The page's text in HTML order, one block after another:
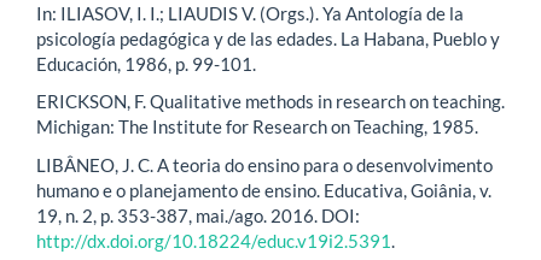
In: ILIASOV, I. I.; LIAUDIS V. (Orgs.). Ya Antología de la
psicología pedagógica y de las edades. La Habana, Pueblo y
Educación, 1986, p. 99-101.
ERICKSON, F. Qualitative methods in research on teaching.
Michigan: The Institute for Research on Teaching, 1985.
LIBÂNEO, J. C. A teoria do ensino para o desenvolvimento
humano e o planejamento de ensino. Educativa, Goiânia, v.
19, n. 2, p. 353-387, mai./ago. 2016. DOI:
http://dx.doi.org/10.18224/educ.v19i2.5391